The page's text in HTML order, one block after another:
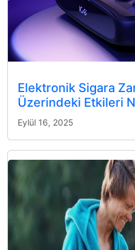
Elektronik Sigara
Üzerindeki Etkileri
Eylül 16, 2025